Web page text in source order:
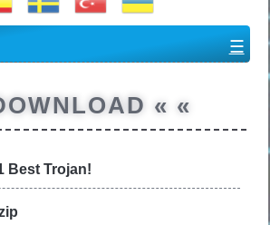
☰
« «
Best Trojan!